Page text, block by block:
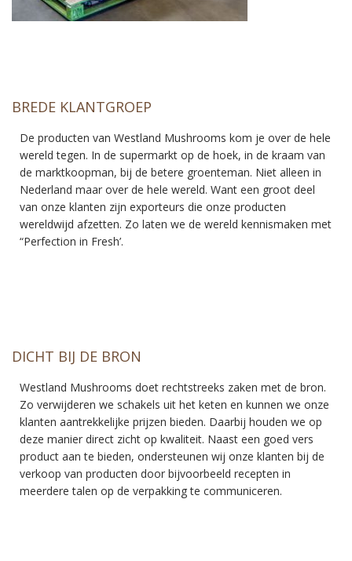
BREDE KLANTGROEP
De producten van Westland Mushrooms kom je over de hele
wereld tegen. In de supermarkt op de hoek, in de kraam van
de marktkoopman, bij de betere groenteman. Niet alleen in
Nederland maar over de hele wereld. Want een groot deel
van onze klanten zijn exporteurs die onze producten
wereldwijd afzetten. Zo laten we de wereld kennismaken met
“Perfection in Fresh’.
DICHT BIJ DE BRON
Westland Mushrooms doet rechtstreeks zaken met de bron.
Zo verwijderen we schakels uit het keten en kunnen we onze
klanten aantrekkelijke prijzen bieden. Daarbij houden we op
deze manier direct zicht op kwaliteit. Naast een goed vers
product aan te bieden, ondersteunen wij onze klanten bij de
verkoop van producten door bijvoorbeeld recepten in
meerdere talen op de verpakking te communiceren.